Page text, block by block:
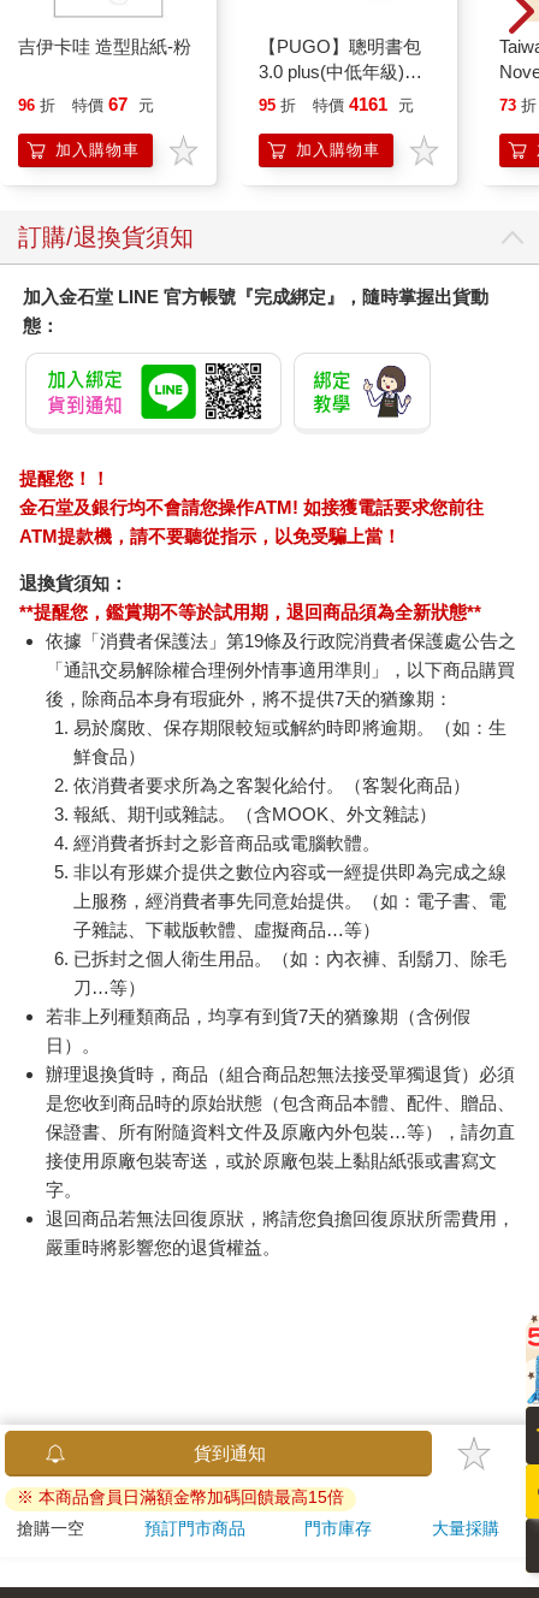
吉伊卡哇 造型貼紙-粉
96 折 特價 67 元
加入購物車
【PUGO】聰明書包
3.0 plus(中低年級)藕
粉 全新進化玩美上市
95 折 特價 4161 元
加入購物車
73 折
訂購/退換貨須知
加入金石堂 LINE 官方帳號『完成綁定』，隨時掌握出貨動
態：
提醒您！！
金石堂及銀行均不會請您操作ATM! 如接獲電話要求您前往
ATM提款機，請不要聽從指示，以免受騙上當！
退換貨須知：
**提醒您，鑑賞期不等於試用期，退回商品須為全新狀態**
依據「消費者保護法」第19條及行政院消費者保護處公告之
「通訊交易解除權合理例外情事適用準則」，以下商品購買
後，除商品本身有瑕疵外，將不提供7天的猶豫期：
易於腐敗、保存期限較短或解約時即將逾期。（如：生
鮮食品）
依消費者要求所為之客製化給付。（客製化商品）
報紙、期刊或雜誌。（含MOOK、外文雜誌）
經消費者拆封之影音商品或電腦軟體。
非以有形媒介提供之數位內容或一經提供即為完成之線
上服務，經消費者事先同意始提供。（如：電子書、電
子雜誌、下載版軟體、虛擬商品…等）
已拆封之個人衛生用品。（如：內衣褲、刮鬍刀、除毛
刀…等）
若非上列種類商品，均享有到貨7天的猶豫期（含例假
日）。
辦理退換貨時，商品（組合商品恕無法接受單獨退貨）必須
是您收到商品時的原始狀態（包含商品本體、配件、贈品、
保證書、所有附隨資料文件及原廠內外包裝…等），請勿直
接使用原廠包裝寄送，或於原廠包裝上黏貼紙張或書寫文
字。
退回商品若無法回復原狀，將請您負擔回復原狀所需費用，
嚴重時將影響您的退貨權益。
貨到通知
※ 本商品會員日滿額金幣加碼回饋最高15倍
搶購一空
預訂門市商品 門市庫存 大量採購